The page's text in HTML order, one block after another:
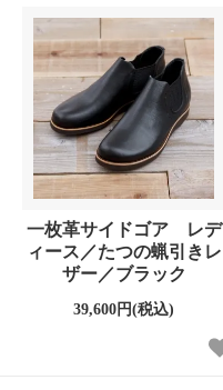
一枚革サイドゴア レデ
ィース／たつの蝋引きレ
ザー／ブラック
39,600円(税込)